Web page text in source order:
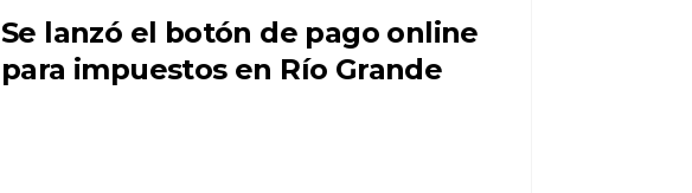
Se lanzó el botón de pago online
para impuestos en Río Grande